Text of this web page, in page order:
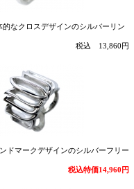
的なクロスデザインのシルバーリン
税込 13,860円
ドマークデザインのシルバーフリー
税込特価14,960円